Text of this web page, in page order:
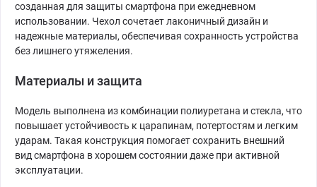
созданная для защиты смартфона при ежедневном
использовании. Чехол сочетает лаконичный дизайн и
надежные материалы, обеспечивая сохранность устройства
без лишнего утяжеления.
Материалы и защита
Модель выполнена из комбинации полиуретана и стекла, что
повышает устойчивость к царапинам, потертостям и легким
ударам. Такая конструкция помогает сохранить внешний
вид смартфона в хорошем состоянии даже при активной
эксплуатации.